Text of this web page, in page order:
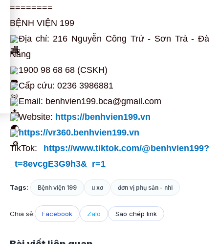
========
BỆNH VIỆN 199
Địa chỉ: 216 Nguyễn Công Trứ - Sơn Trà - Đà
Nẵng
1900 98 68 68 (CSKH)
Cấp cứu: 0236 3986881
Email: benhvien199.bca@gmail.com
Website: https://benhvien199.vn
https://vr360.benhvien199.vn
TikTok: https://www.tiktok.com/@benhvien199?
_t=8evcgE3G9h3&_r=1
Tags: Bệnh viện 199 u xơ đơn vị phụ sản - nhi
Chia sẻ: Facebook Zalo Sao chép link